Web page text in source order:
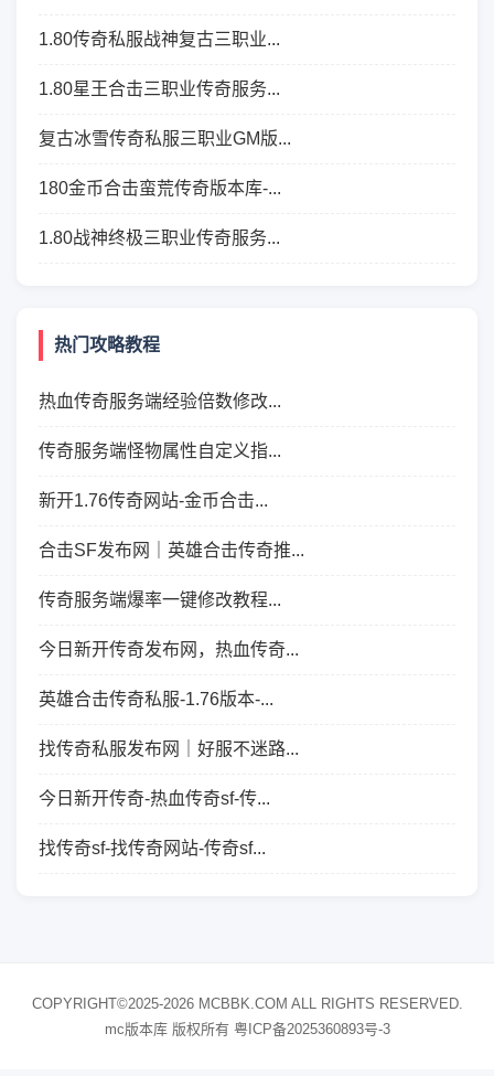
1.80传奇私服战神复古三职业...
1.80星王合击三职业传奇服务...
复古冰雪传奇私服三职业GM版...
180金币合击蛮荒传奇版本库-...
1.80战神终极三职业传奇服务...
热门攻略教程
热血传奇服务端经验倍数修改...
传奇服务端怪物属性自定义指...
新开1.76传奇网站-金币合击...
合击SF发布网｜英雄合击传奇推...
传奇服务端爆率一键修改教程...
今日新开传奇发布网，热血传奇...
英雄合击传奇私服-1.76版本-...
找传奇私服发布网｜好服不迷路...
今日新开传奇-热血传奇sf-传...
找传奇sf-找传奇网站-传奇sf...
COPYRIGHT©2025-2026 MCBBK.COM ALL RIGHTS RESERVED.
mc版本库 版权所有 粤ICP备2025360893号-3